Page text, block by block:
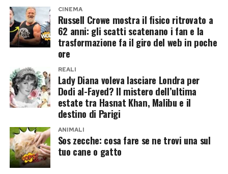
Peperoni rossi dolci (varietà a corno):
Melanzane:1 chilo
Olio di semi di girasole o d’oliva:150 millilitri
Aceto di vino bianco:2 cucchiai
Sale fino e pepe nero:q.b.
La scelta tradizionale predilige peperoni rossi
carnosi e poco idrici, essenziali per evitare che la
salsa risulti troppo liquida al termine della
cottura.
CINEMA
Russell Crowe mostra il fisico ritrovato a
62 anni: gli scatti scatenano i fan e la
trasformazione fa il giro del web in poche
ore
REALI
Lady Diana voleva lasciare Londra per
Dodi al-Fayed? Il mistero dell’ultima
estate tra Hasnat Khan, Malibu e il
destino di Parigi
ANIMALI
Sos zecche: cosa fare se ne trovi una sul
tuo cane o gatto